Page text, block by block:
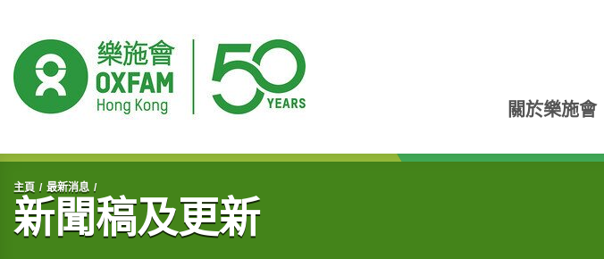
關於樂施會
開始主要內容
主頁 最新消息
新聞稿及更新